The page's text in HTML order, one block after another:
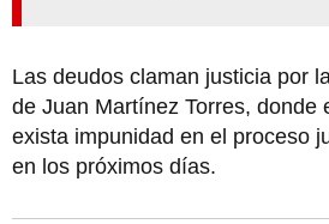
Las deudos claman justicia por
de Juan Martínez Torres, donde
exista impunidad en el proceso
en los próximos días.